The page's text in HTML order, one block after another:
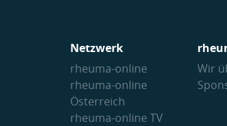
Netzwerk
rheuma-online
rheuma-online
Österreich
rheuma-online TV
Wir